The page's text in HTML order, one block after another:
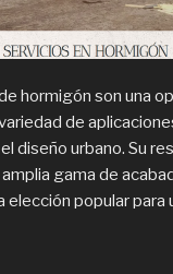
hormigón son una
de
diseño urbano. Su
gama de
elección popular para